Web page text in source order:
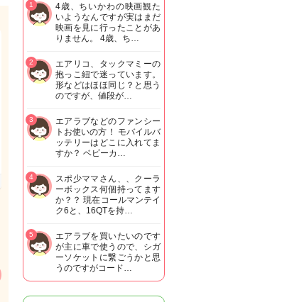
4歳、ちいかわの映画観た
いようなんですが実はまだ
映画を見に行ったことがあ
りません。 4歳、ち…
1
エアリコ、タックマミーの
抱っこ紐で迷っています。
形などはほほ同じ？と思う
のですが、値段が…
2
エアラブなどのファンシー
トお使いの方！ モバイルバ
ッテリーはどこに入れてま
すか？ ベビーカ…
3
スポ少ママさん、、クーラ
ーボックス何個持ってます
か？？ 現在コールマンテイ
ク6と、16QTを持…
4
エアラブを買いたいのです
が主に車で使うので、シガ
ーソケットに繋ごうかと思
うのですがコード…
5